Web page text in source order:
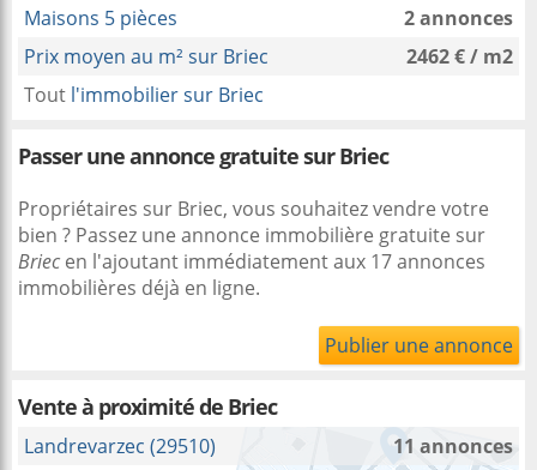
Maisons 5 pièces
2 annonces
Prix moyen au m² sur Briec
2462 € / m2
Tout l'immobilier sur Briec
Passer une annonce gratuite sur Briec
Propriétaires sur Briec, vous souhaitez vendre votre
bien ? Passez une annonce immobilière gratuite sur
Briec en l'ajoutant immédiatement aux 17 annonces
immobilières déjà en ligne.
Publier une annonce
Vente à proximitéde Briec
Landrevarzec (29510)
11 annonces